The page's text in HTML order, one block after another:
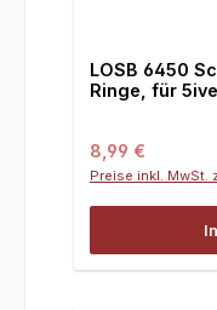
LOSB 6450
Ringe, für
Regulärer Preis:
8,99 €
Preise inkl. MwSt.